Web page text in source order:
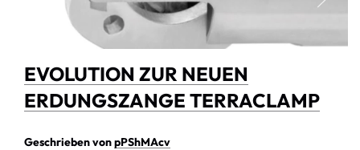
EVOLUTION ZUR NEUEN
ERDUNGSZANGE TERRACLAMP
Geschrieben vonpPShMAcv